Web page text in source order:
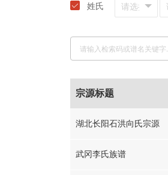
姓氏
宗源标题
湖北长阳石洪向氏宗源
武冈李氏族谱